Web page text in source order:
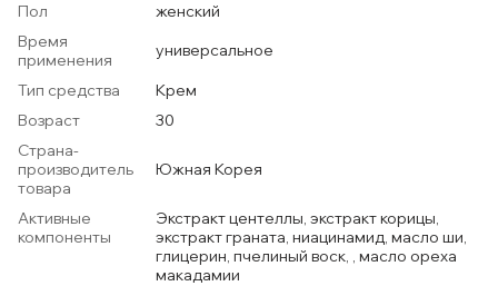
Пол
женский
Время
применения
универсальное
Тип средства
Крем
Возраст
30
Страна-
производитель
товара
Южная Корея
Активные
компоненты
Экстракт центеллы, экстракт корицы,
экстракт граната, ниацинамид, масло ши,
глицерин, пчелиный воск, , масло ореха
макадамии